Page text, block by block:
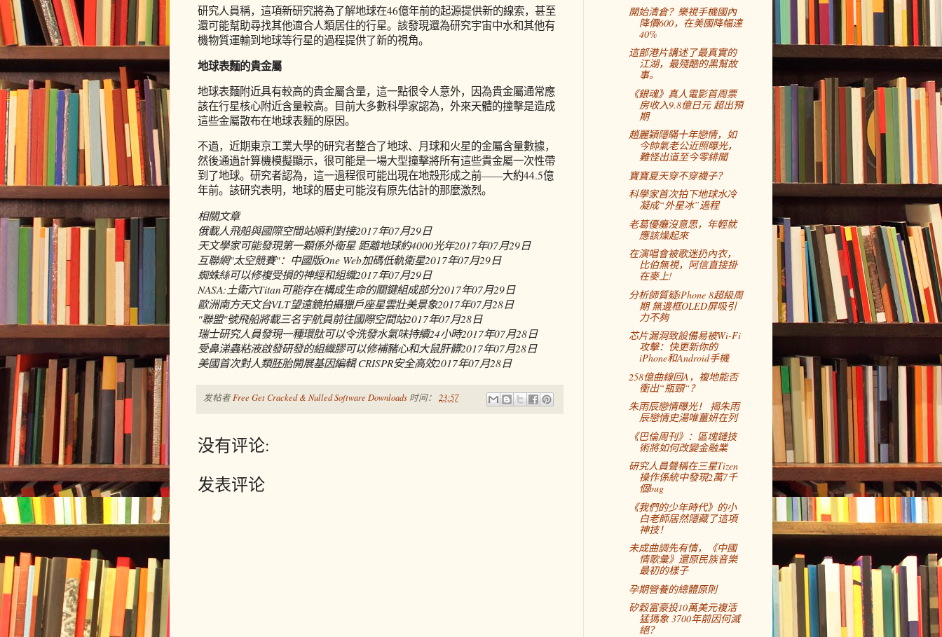
研究人員稱，這項新研究將為了解地球在46億年前的起源提供新的線索，甚至
還可能幫助尋找其他適合人類居住的行星。該發現還為研究宇宙中水和其他有
機物質運輸到地球等行星的過程提供了新的視角。
地球表麵的貴金屬
地球表麵附近具有較高的貴金屬含量，這一點很令人意外，因為貴金屬通常應
該在行星核心附近含量較高。目前大多數科學家認為，外來天體的撞擊是造成
這些金屬散布在地球表麵的原因。
不過，近期東京工業大學的研究者整合了地球、月球和火星的金屬含量數據，
然後通過計算機模擬顯示，很可能是一場大型撞擊將所有這些貴金屬一次性帶
到了地球。研究者認為，這一過程很可能出現在地殼形成之前——大約44.5億
年前。該研究表明，地球的曆史可能沒有原先估計的那麼激烈。
相關文章
俄載人飛船與國際空間站順利對接2017年07月29日
天文學家可能發現第一顆係外衛星 距離地球約4000光年2017年07月29日
互聯網"太空競賽"：中國版One Web加碼低軌衛星2017年07月29日
蜘蛛絲可以修複受損的神經和組織2017年07月29日
NASA:土衛六Titan可能存在構成生命的關鍵組成部分2017年07月29日
歐洲南方天文台VLT望遠鏡拍攝獵戶座星雲壯美景象2017年07月28日
"聯盟"號飛船將載三名宇航員前往國際空間站2017年07月28日
瑞士研究人員發現一種環肽可以令洗發水氣味持續24小時2017年07月28日
受鼻涕蟲粘液啟發研發的組織膠可以修補豬心和大鼠肝髒2017年07月28日
美國首次對人類胚胎開展基因編輯 CRISPR安全高效2017年07月28日
发帖者Free Get Cracked & Nulled Software Downloads 时间： 23:57
没有评论:
发表评论
開始清倉？樂視手機國內
降價600，在美國降幅達
40%
這部港片講述了最真實的
江湖，最殘酷的黑幫故
事。
《銀魂》真人電影首周票
房收入9.8億日元 超出預
期
趙麗穎隱瞞十年戀情，如
今帥氣老公近照曝光，
難怪出道至今零緋聞
寶寶夏天穿不穿襪子？
科學家首次拍下地球水冷
凝成“外星冰”過程
老葛優癱沒意思，年輕就
應該燥起來
在演唱會被歌迷扔內衣，
比伯無視，阿信直接掛
在麥上!
分析師質疑iPhone 8超級周
期 無邊框OLED屏吸引
力不夠
芯片漏洞致設備易被Wi-Fi
攻擊：快更新你的
iPhone和Android手機
258億曲線回A，複地能否
衝出“瓶頸“？
朱雨辰戀情曝光！ 揭朱雨
辰戀情史湯唯薑妍在列
《巴倫周刊》：區塊鏈技
術將如何改變金融業
研究人員聲稱在三星Tizen
操作係統中發現2萬7千
個bug
《我們的少年時代》的小
白老師居然隱藏了這項
神技！
未成曲調先有情，《中國
情歌彙》還原民族音樂
最初的樣子
孕期營養的總體原則
矽穀富豪投10萬美元複活
猛獁象 3700年前因何滅
絕？